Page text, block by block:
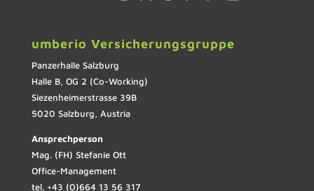
umberio Versicherungsgruppe
Panzerhalle Salzburg
Halle B, OG 2 (Co-Working)
Siezenheimerstrasse 39B
5020 Salzburg, Austria
Ansprechperson
Mag. (FH) Stefanie Ott
Office-Management
tel. +43 (0)664 13 56 317